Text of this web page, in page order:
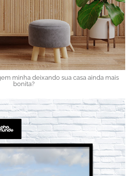
minha deixando sua casa ainda mais
bonita?